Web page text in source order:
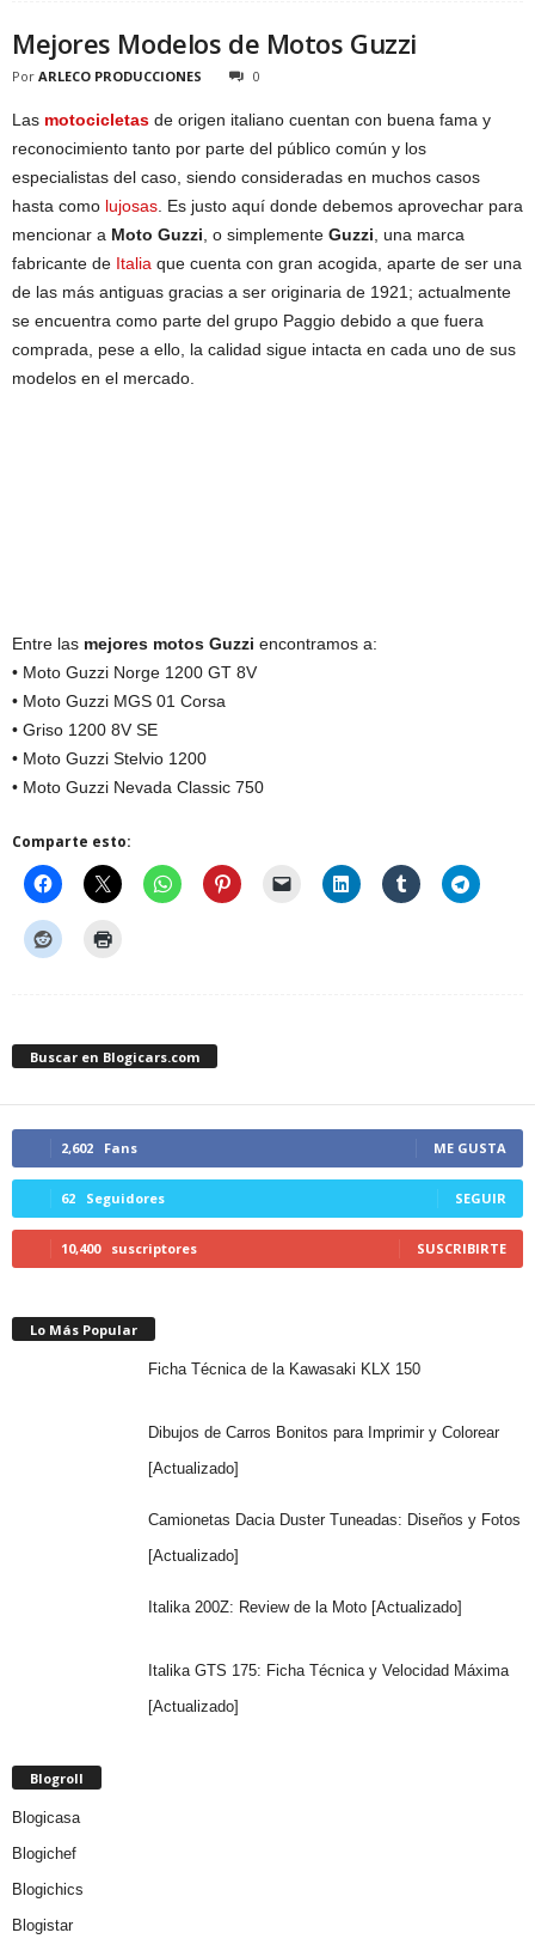
Mejores Modelos de Motos Guzzi
Por ARLECO PRODUCCIONES 0
Las motocicletas de origen italiano cuentan con buena fama y
reconocimiento tanto por parte del público común y los
especialistas del caso, siendo consideradas en muchos casos
hasta como lujosas. Es justo aquí donde debemos aprovechar para
mencionar a Moto Guzzi, o simplemente Guzzi, una marca
fabricante de Italia que cuenta con gran acogida, aparte de ser una
de las más antiguas gracias a ser originaria de 1921; actualmente
se encuentra como parte del grupo Paggio debido a que fuera
comprada, pese a ello, la calidad sigue intacta en cada uno de sus
modelos en el mercado.
Entre las mejores motos Guzzi encontramos a:
• Moto Guzzi Norge 1200 GT 8V
• Moto Guzzi MGS 01 Corsa
• Griso 1200 8V SE
• Moto Guzzi Stelvio 1200
• Moto Guzzi Nevada Classic 750
Comparte esto:
Buscar en Blogicars.com
2,602 Fans ME GUSTA
62 Seguidores SEGUIR
10,400 suscriptores SUSCRIBIRTE
Lo Más Popular
Ficha Técnica de la Kawasaki KLX 150
Dibujos de Carros Bonitos para Imprimir y Colorear
[Actualizado]
Camionetas Dacia Duster Tuneadas: Diseños y Fotos
[Actualizado]
Italika 200Z: Review de la Moto [Actualizado]
Italika GTS 175: Ficha Técnica y Velocidad Máxima
[Actualizado]
Blogroll
Blogicasa
Blogichef
Blogichics
Blogistar